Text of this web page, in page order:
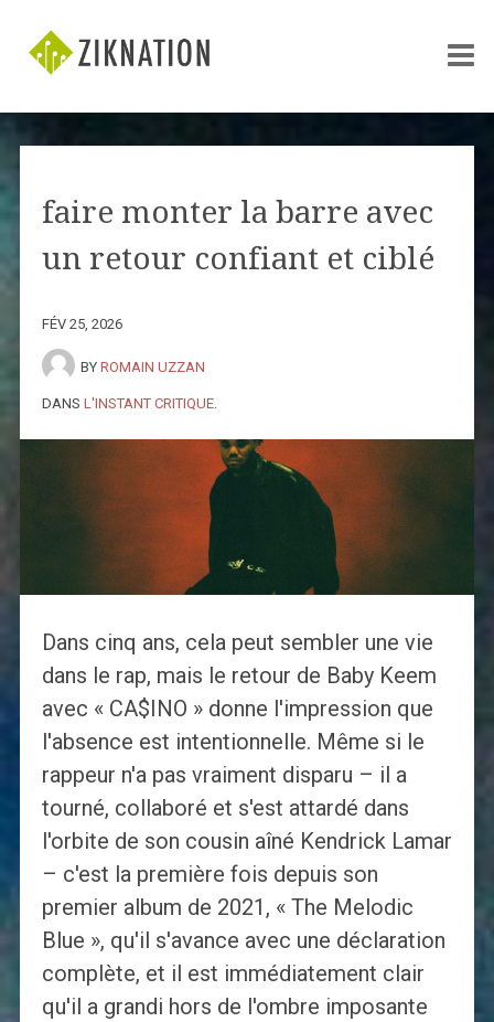
faire monter la barre avec
un retour confiant et ciblé
FÉV 25, 2026
BY ROMAIN UZZAN
DANS L'INSTANT CRITIQUE.
Dans cinq ans, cela peut sembler une vie
dans le rap, mais le retour de Baby Keem
avec « CA$INO » donne l'impression que
l'absence est intentionnelle. Même si le
rappeur n'a pas vraiment disparu – il a
tourné, collaboré et s'est attardé dans
l'orbite de son cousin aîné Kendrick Lamar
– c'est la première fois depuis son
premier album de 2021, « The Melodic
Blue », qu'il s'avance avec une déclaration
complète, et il est immédiatement clair
qu'il a grandi hors de l'ombre imposante